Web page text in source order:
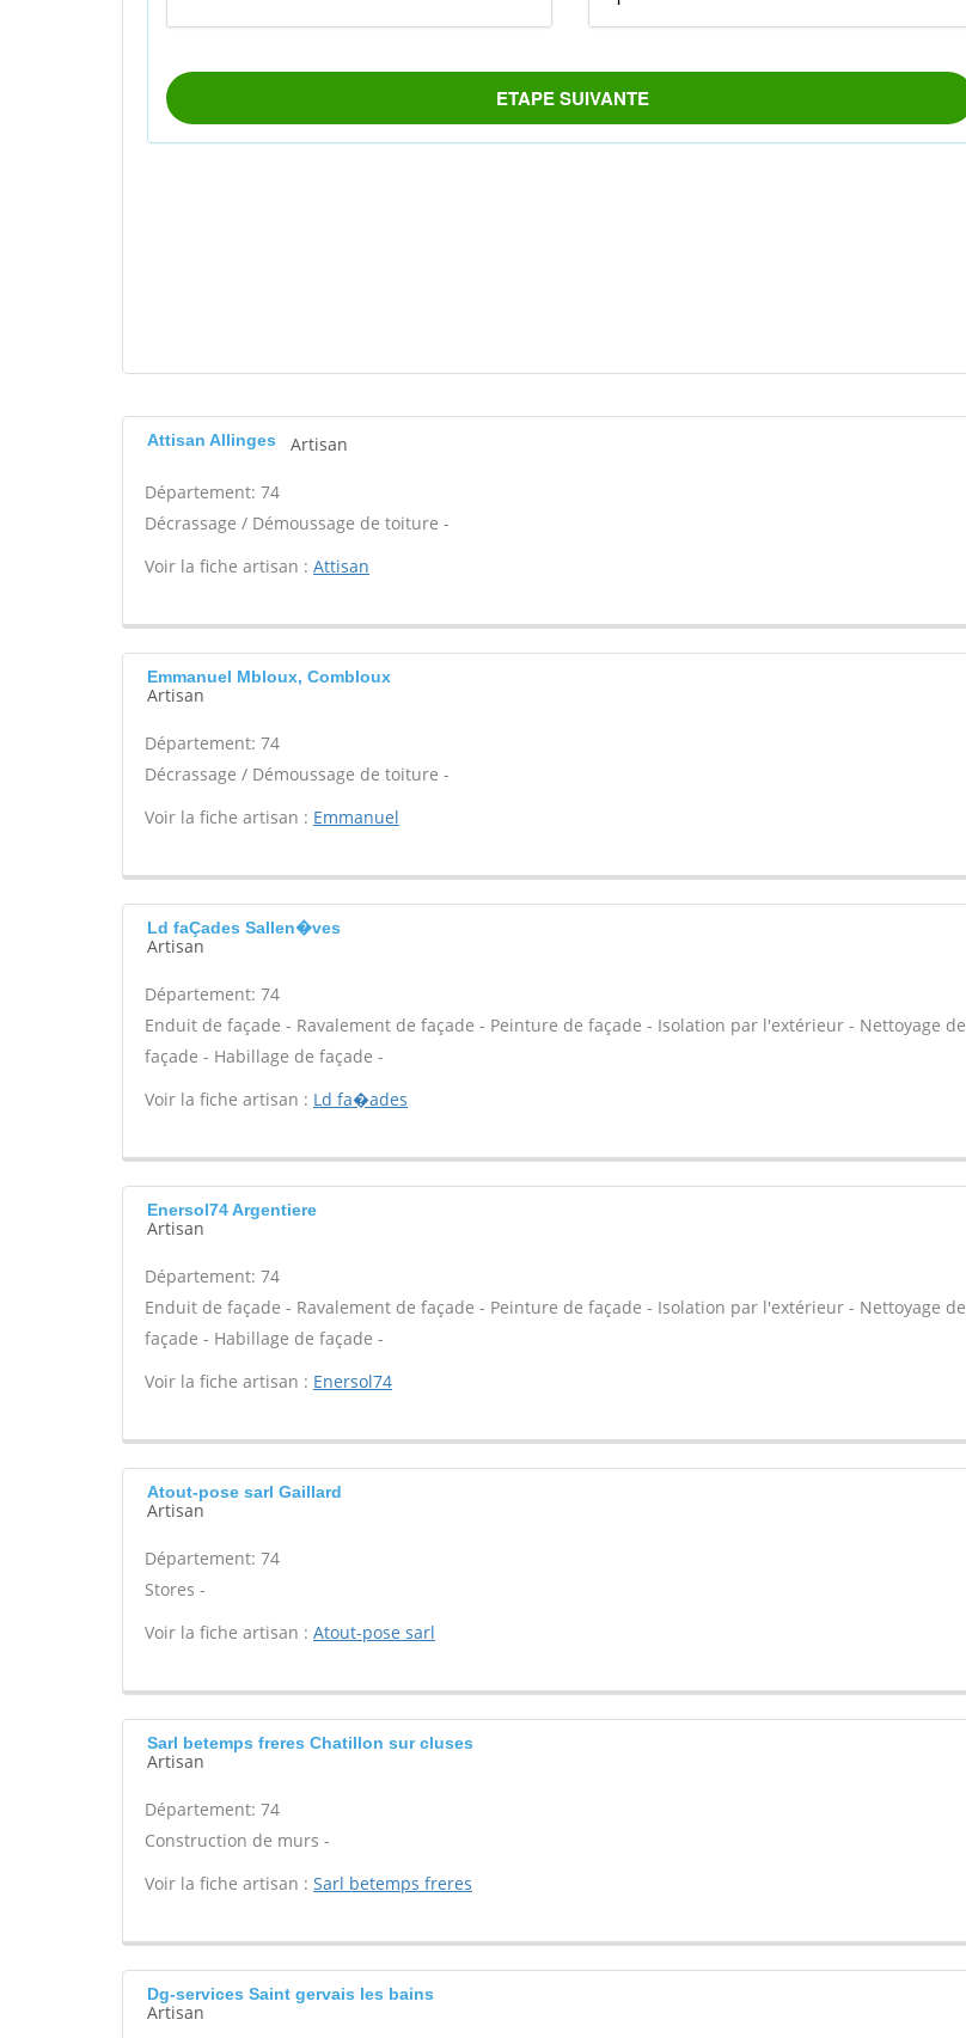
Attisan Allinges Artisan
Département: 74
Décrassage / Démoussage de toiture -
Voir la fiche artisan : Attisan
Emmanuel Mbloux, Combloux
Artisan
Département: 74
Décrassage / Démoussage de toiture -
Voir la fiche artisan : Emmanuel
Ld faÇades Sallen�ves
Artisan
Département: 74
Enduit de façade - Ravalement de façade - Peinture de façade - Isolation par l'extérieur - Nettoyage de
façade - Habillage de façade -
Voir la fiche artisan : Ld fa�ades
Enersol74 Argentiere
Artisan
Département: 74
Enduit de façade - Ravalement de façade - Peinture de façade - Isolation par l'extérieur - Nettoyage de
façade - Habillage de façade -
Voir la fiche artisan : Enersol74
Atout-pose sarl Gaillard
Artisan
Département: 74
Stores -
Voir la fiche artisan : Atout-pose sarl
Sarl betemps freres Chatillon sur cluses
Artisan
Département: 74
Construction de murs -
Voir la fiche artisan : Sarl betemps freres
Dg-services Saint gervais les bains
Artisan